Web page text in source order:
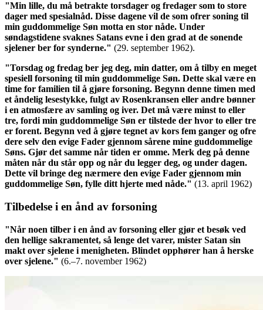
"Min lille, du må betrakte torsdager og fredager som to store
dager med spesialnåd. Disse dagene vil de som ofrer soning til
min guddommelige Søn motta en stor nåde. Under
søndagstidene svaknes Satans evne i den grad at de sonende
sjelener ber for synderne." (29. september 1962).
"Torsdag og fredag ber jeg deg, min datter, om å tilby en meget
spesiell forsoning til min guddommelige Søn. Dette skal være en
time for familien til å gjøre forsoning. Begynn denne timen med
et åndelig lesestykke, fulgt av Rosenkransen eller andre bønner
i en atmosfære av samling og iver. Det må være minst to eller
tre, fordi min guddommelige Søn er tilstede der hvor to eller tre
er forent. Begynn ved å gjøre tegnet av kors fem ganger og ofre
dere selv den evige Fader gjennom sårene mine guddommelige
Søns. Gjør det samme når tiden er omme. Merk deg på denne
måten når du står opp og når du legger deg, og under dagen.
Dette vil bringe deg nærmere den evige Fader gjennom min
guddommelige Søn, fylle ditt hjerte med nåde." (13. april 1962)
Tilbedelse i en ånd av forsoning
"Når noen tilber i en ånd av forsoning eller gjør et besøk ved
den hellige sakramentet, så lenge det varer, mister Satan sin
makt over sjelene i menigheten. Blindet opphører han å herske
over sjelene." (6.–7. november 1962)